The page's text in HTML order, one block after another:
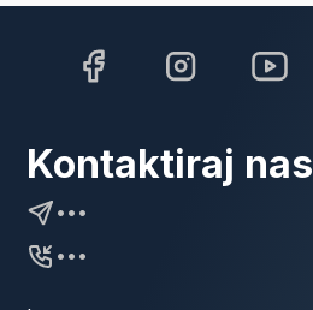
Kontaktiraj nas
•••
•••